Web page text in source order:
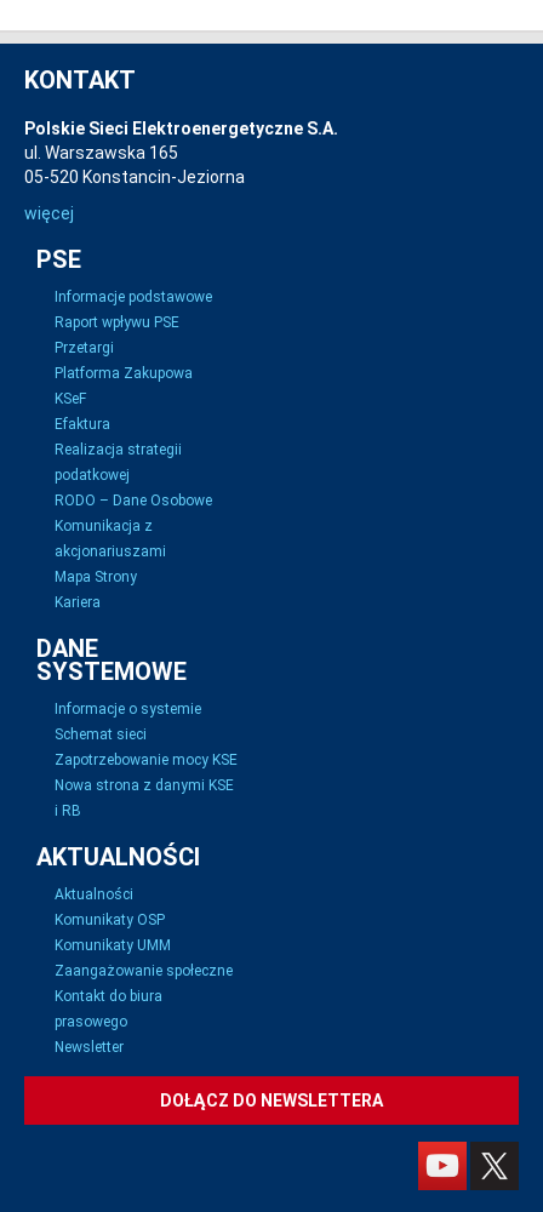
KONTAKT
Polskie Sieci Elektroenergetyczne S.A.
ul. Warszawska 165
05-520 Konstancin-Jeziorna
więcej
PSE
Informacje podstawowe
Raport wpływu PSE
Przetargi
Platforma Zakupowa
KSeF
Efaktura
Realizacja strategii
podatkowej
RODO – Dane Osobowe
Komunikacja z
akcjonariuszami
Mapa Strony
Kariera
DANE
SYSTEMOWE
Informacje o systemie
Schemat sieci
Zapotrzebowanie mocy KSE
Nowa strona z danymi KSE
i RB
AKTUALNOŚCI
Aktualności
Komunikaty OSP
Komunikaty UMM
Zaangażowanie społeczne
Kontakt do biura
prasowego
Newsletter
DOŁĄCZ DO NEWSLETTERA